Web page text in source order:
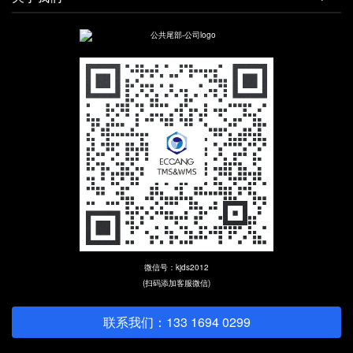
微信号：kjds2012
(扫码添加客服微信)
联系我们：133 1694 0299